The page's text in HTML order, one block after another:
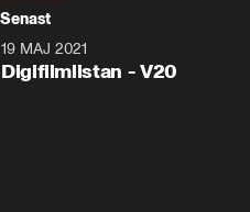
Senast
19 MAJ 2021
Digifilmlistan - V20